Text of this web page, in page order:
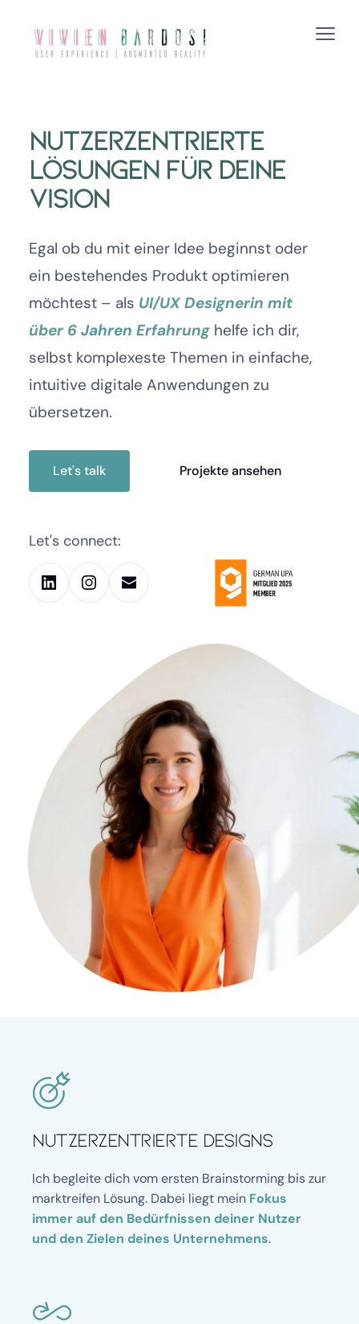
Nutzerzentrierte
Lösungen für deine
Vision
Egal ob du mit einer Idee beginnst oder
ein bestehendes Produkt optimieren
möchtest – als UI/UX Designerin mit
über 6 Jahren Erfahrung helfe ich dir,
selbst komplexeste Themen in einfache,
intuitive digitale Anwendungen zu
übersetzen.
Let's talk Projekte ansehen
Let's connect:
Nutzerzentrierte Designs
Ich begleite dich vom ersten Brainstorming bis zur
marktreifen Lösung. Dabei liegt mein Fokus
immer auf den Bedürfnissen deiner Nutzer
und den Zielen deines Unternehmens.